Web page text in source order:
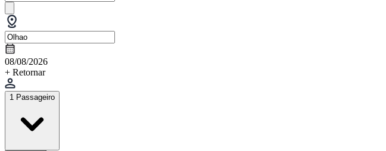
08/08/2026
+ Retornar
1 Passageiro